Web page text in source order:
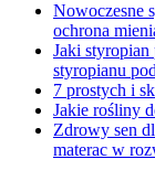
Nowoczesne
ochrona
Jaki styropian
styropianu
7 prostych i
Jakie rośliny
Zdrowy sen
materac w